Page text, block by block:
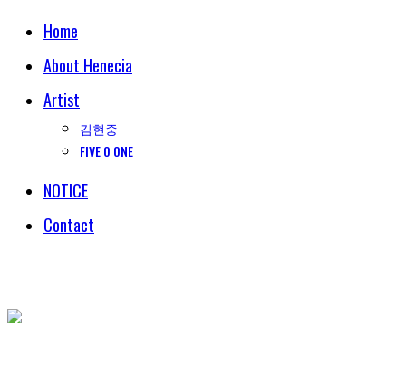
Home
About Henecia
Artist
김현중
FIVE O ONE
NOTICE
Contact